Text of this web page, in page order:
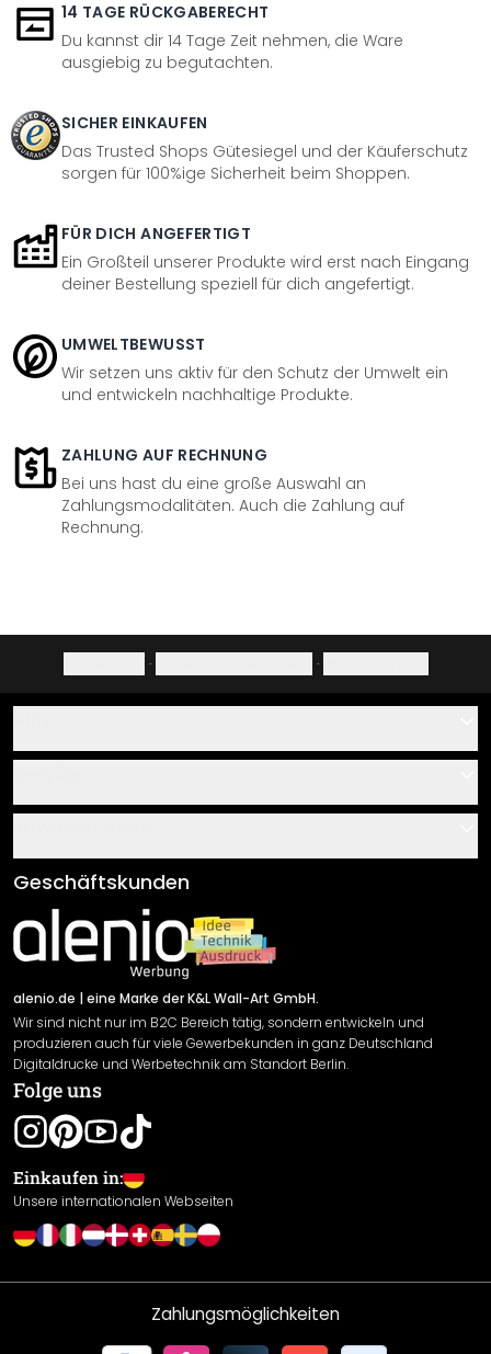
14 TAGE RÜCKGABERECHT
Du kannst dir 14 Tage Zeit nehmen, die Ware
ausgiebig zu begutachten.
SICHER EINKAUFEN
Das Trusted Shops Gütesiegel und der Käuferschutz
sorgen für 100%ige Sicherheit beim Shoppen.
FÜR DICH ANGEFERTIGT
Ein Großteil unserer Produkte wird erst nach Eingang
deiner Bestellung speziell für dich angefertigt.
UMWELTBEWUSST
Wir setzen uns aktiv für den Schutz der Umwelt ein
und entwickeln nachhaltige Produkte.
ZAHLUNG AUF RECHNUNG
Bei uns hast du eine große Auswahl an
Zahlungsmodalitäten. Auch die Zahlung auf
Rechnung.
· ·
Über uns
Klebe- und Montageanleitungen
Newsletter An-/Abmeldung
Sendungsverfolgung
AGB
Impressum
Versand & Zahlung
Rücksendung
Widerrufsrecht
Datenschutzerklärung
Gewährleistung
Leistungserklärung / CE-Zeichen
Cookie Einstellungen
Geschäftskunden
alenio.de | eine Marke der K&L Wall-Art GmbH.
Wir sind nicht nur im B2C Bereich tätig, sondern entwickeln und
produzieren auch für viele Gewerbekunden in ganz Deutschland
Digitaldrucke und Werbetechnik am Standort Berlin.
Folge uns
Einkaufen in:
Unsere internationalen Webseiten
Zahlungsmöglichkeiten